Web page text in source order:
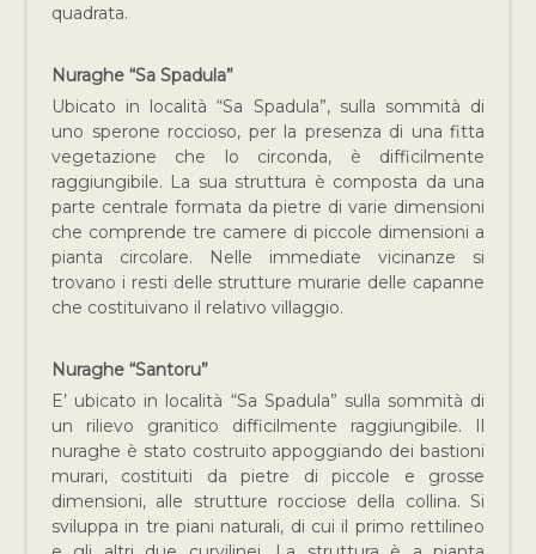
quadrata.
Nuraghe “Sa Spadula”
Ubicato in località “Sa Spadula”, sulla sommità di
uno sperone roccioso, per la presenza di una fitta
vegetazione che lo circonda, è difficilmente
raggiungibile. La sua struttura è composta da una
parte centrale formata da pietre di varie dimensioni
che comprende tre camere di piccole dimensioni a
pianta circolare. Nelle immediate vicinanze si
trovano i resti delle strutture murarie delle capanne
che costituivano il relativo villaggio.
Nuraghe “Santoru”
E’ ubicato in località “Sa Spadula” sulla sommità di
un rilievo granitico difficilmente raggiungibile. Il
nuraghe è stato costruito appoggiando dei bastioni
murari, costituiti da pietre di piccole e grosse
dimensioni, alle strutture rocciose della collina. Si
sviluppa in tre piani naturali, di cui il primo rettilineo